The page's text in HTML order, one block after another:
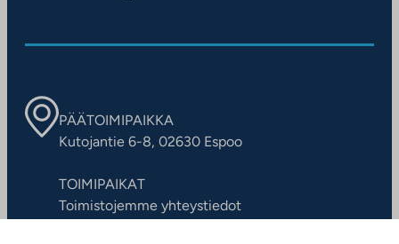
PÄÄTOIMIPAIKKA
Kutojantie 6-8, 02630 Espoo
TOIMIPAIKAT
Toimistojemme yhteystiedot